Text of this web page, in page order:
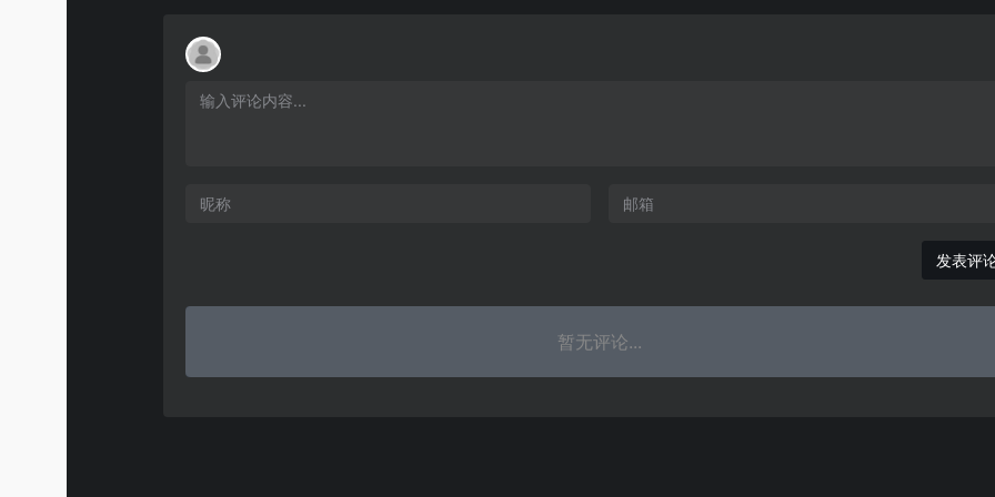
发表评
暂无评论...